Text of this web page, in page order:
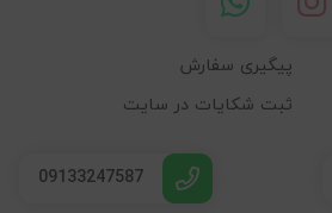
پیگیری سفارش
ثبت شکایات در سایت
09133247587